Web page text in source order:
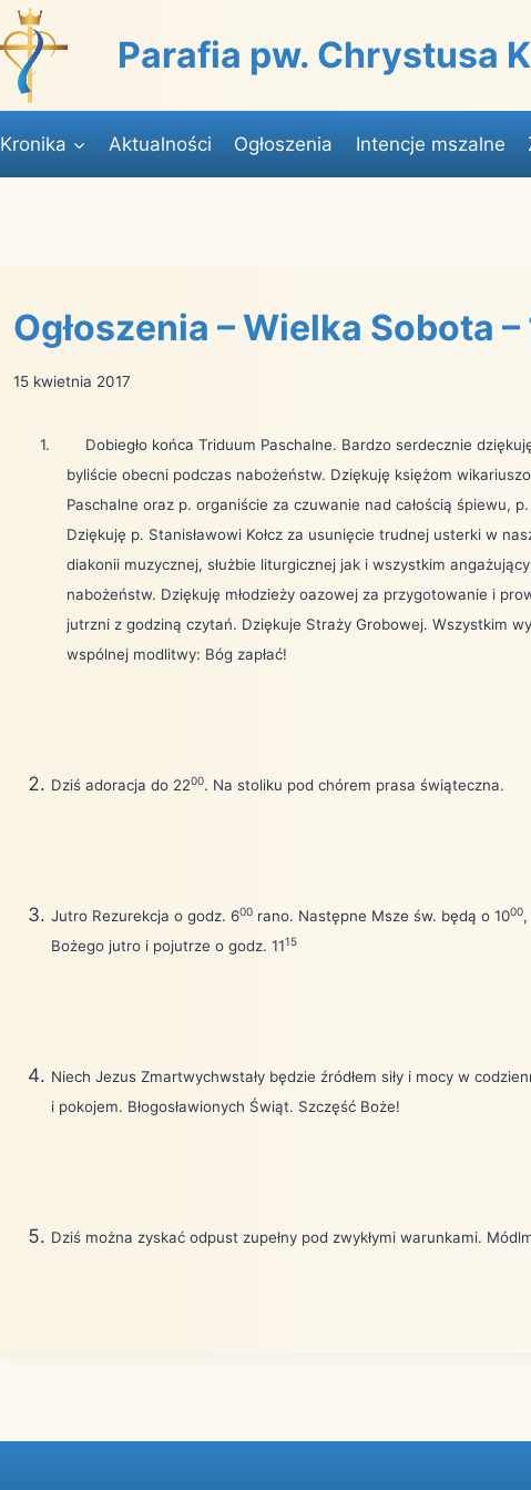
Parafia pw. Chrystusa
Kronika Aktualności Ogłoszenia Intencje mszalne
Ogłoszenia – Wielka Sobota
15 kwietnia 2017
1.
Dobiegło końca Triduum Paschalne. Bardzo serdecznie
byliście obecni podczas nabożeństw. Dziękuję księżom
Paschalne oraz p. organiście za czuwanie nad całością śpiewu,
Dziękuję p. Stanisławowi Kołcz za usunięcie trudnej usterki w
diakonii muzycznej, służbie liturgicznej jak i wszystkim
nabożeństw. Dziękuję młodzieży oazowej za przygotowanie i
jutrzni z godziną czytań. Dziękuje Straży Grobowej. Wszystkim
wspólnej modlitwy: Bóg zapłać!
Dziś adoracja do 2200. Na stoliku pod chórem prasa świąteczna.
Jutro Rezurekcja o godz. 600 rano. Następne Msze św. będą o 1000,
Bożego jutro i pojutrze o godz. 1115
Niech Jezus Zmartwychwstały będzie źródłem siły i mocy w
i pokojem. Błogosławionych Świąt. Szczęść Boże!
Dziś można zyskać odpust zupełny pod zwykłymi warunkami.